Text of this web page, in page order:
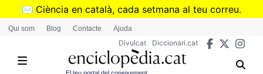
Vés
✉️ Ciència en català, cada setmana al teu correu.
➜Subscriu-te al butlletí de Divulcat
Qui som Blog Contacte Ajuda
Divulcat Diccionari.cat